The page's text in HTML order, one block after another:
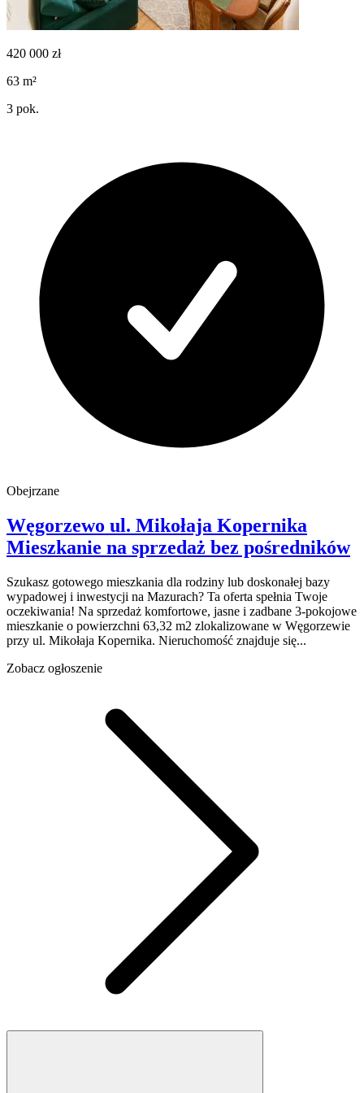
420 000 zł
63 m²
3 pok.
Obejrzane
Węgorzewo ul. Mikołaja Kopernika
Mieszkanie na sprzedaż bez pośredników
Szukasz gotowego mieszkania dla rodziny lub doskonałej bazy
wypadowej i inwestycji na Mazurach? Ta oferta spełnia Twoje
oczekiwania! Na sprzedaż komfortowe, jasne i zadbane 3-pokojowe
mieszkanie o powierzchni 63,32 m2 zlokalizowane w Węgorzewie
przy ul. Mikołaja Kopernika. Nieruchomość znajduje się...
Zobacz ogłoszenie